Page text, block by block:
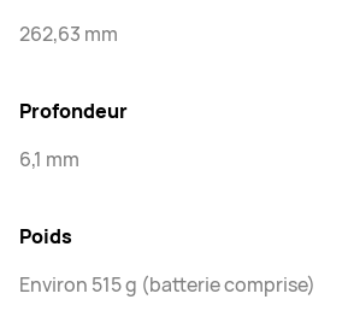
262,63 mm
Profondeur
6,1 mm
Poids
Environ 515 g (batterie comprise)